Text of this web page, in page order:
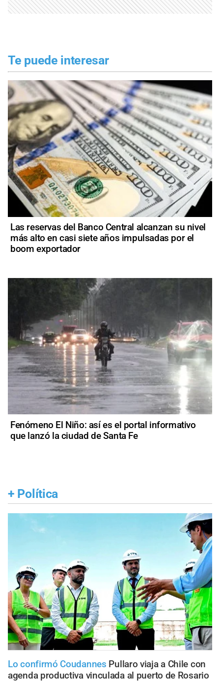
Te puede interesar
Las reservas del Banco Central alcanzan su nivel
más alto en casi siete años impulsadas por el
boom exportador
Fenómeno El Niño: así es el portal informativo
que lanzó la ciudad de Santa Fe
+ Política
Lo confirmó Coudannes Pullaro viaja a Chile con
agenda productiva vinculada al puerto de Rosario